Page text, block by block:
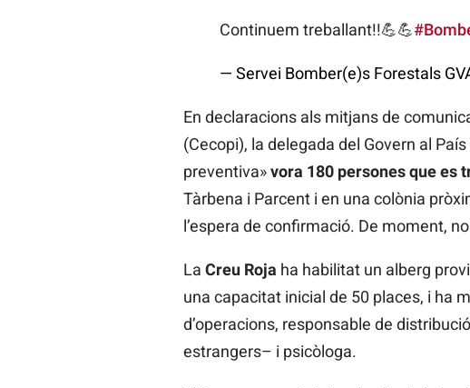
Continuem treballant!!💪💪
— Servei Bomber(e)s Forestals
En declaracions als mitjans de
(Cecopi), la delegada del Govern al
preventiva»vora 180 persones que es
Tàrbena i Parcent i en una colònia
l’espera de confirmació. De moment,
La Creu Roja ha habilitat un alberg
una capacitat inicial de 50 places, i ha
d’operacions, responsable de
estrangers– i psicòloga.